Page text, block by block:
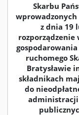
Skarbu
wprowadzonych
z dnia 19
rozporządzenie
ruchomego
Bratysławie
składnikach
do
administracji